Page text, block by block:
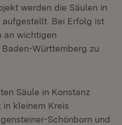
werden die Säulen in
Bei Erfolg ist
an wichtigen
Württemberg zu
Säule in Konstanz
kleinem Kreis
Schönborn und